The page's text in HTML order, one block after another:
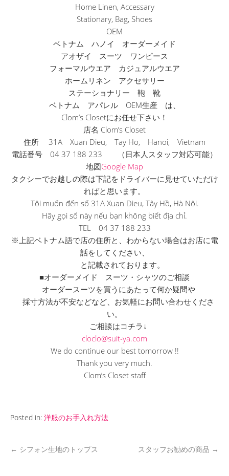
Home Linen, Accessary
Stationary, Bag, Shoes
OEM
ベトナム ハノイ オーダーメイド
アオザイ スーツ ワンピース
フォーマルウエア カジュアルウエア
ホームリネン アクセサリー
ステーショナリー 鞄 靴
ベトナム アパレル OEM生産 は、
Clom’s Closetにお任せ下さい！
店名 Clom’s Closet
住所 31A Xuan Dieu, Tay Ho, Hanoi, Vietnam
電話番号 04 37 188 233 （日本人スタッフ対応可能）
地図Google Map
タクシーでお越しの際は下記をドライバーに見せていただけ
ればと思います。
Tôi muốn đến số 31A Xuan Dieu, Tây Hồ, Hà Nội.
Hãy gọi số này nếu bạn không biết địa chỉ.
TEL 04 37 188 233
※上記ベトナム語で店の住所と、 わからない場合はお店に電
話をしてください、
と記載されております。
■オーダーメイド スーツ・シャツのご相談
オーダースーツを買うにあたって何か疑問や
採寸方法が不安などなど、お気軽にお問い合わせくださ
い。
ご相談はコチラ↓
cloclo@suit-ya.com
We do continue our best tomorrow !!
Thank you very much.
Clom’s Closet staff
Posted in: 洋服のお手入れ方法
← シフォン生地のトップス スタッフお勧めの商品 →